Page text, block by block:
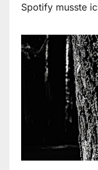
Spotify musste